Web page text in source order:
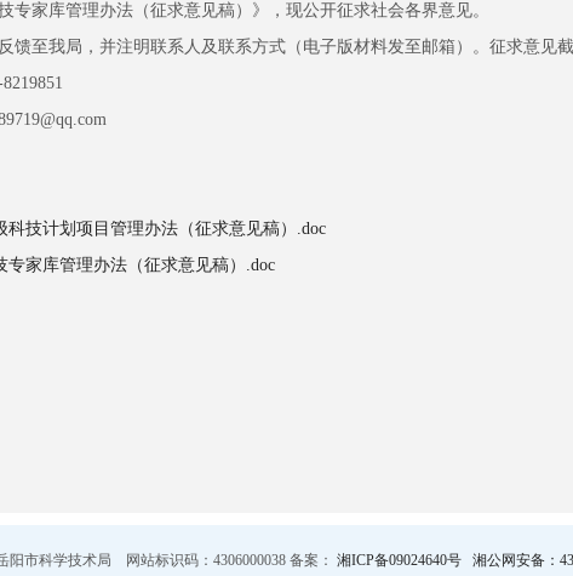
专家库管理办法（征求意见稿）》，现公开征求社会各界意见。
至我局，并注明联系人及联系方式（电子版材料发至邮箱）。征求意见截
科技计划项目管理办法（征求意见稿）.doc
专家库管理办法（征求意见稿）.doc
阳市科学技术局 网站标识码：4306000038 备案： 湘ICP备09024640号 湘公网安备：